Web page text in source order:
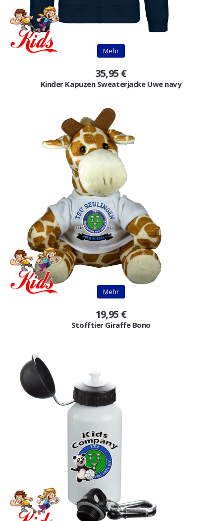
Mehr
35,95 €
Kinder Kapuzen Sweaterjacke Uwe navy
Mehr
19,95 €
Stofftier Giraffe Bono